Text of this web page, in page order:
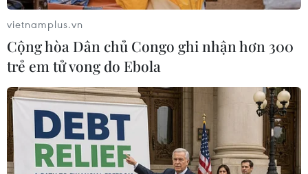
cửa khi xe chạy…
Cụ thể, từ ngày 16/9, Sở Giao thông Vận tải Hà
Nội sẽ cắt 10 nốt xe (xếp lượt giờ xuất xe tại bến
- PV) đối với 6 đơn vị có phương tiện vận tải vi
phạm như Công ty Cổ phần dịch vụ và thương
mại Phúc Hưng bị cắt 2 nốt (Bến xe Giáp Bát-
Bến xe Cẩm Khê, Bến xe Mỹ Đình-Bến xe Cẩm
Khê vì chạy sai luồng tuyến); Xí nghiệp xe
khách Nam Hà Nội bị cắt 4 nốt do chạy không
vietnamplus.vn
Cộng hòa Dân chủ Congo ghi nhận hơn 300
trẻ em tử vong do Ebola